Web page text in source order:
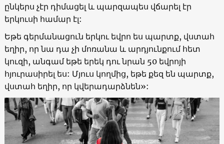
ընկերս չէր դիմացել և պարզապես վճարել էր
երկուսի համար էլ:
Եթե գերմանացուն երկու եվրո ես պարտք, վստահ
եղիր, որ նա դա չի մոռանա և արդյունքում հետ
կուզի, անգամ եթե երեկ դու նրան 50 եվրոյի
հյուրասիրել ես: Մյուս կողմից, եթե քեզ են պարտք,
վստահ եղիր, որ կվերադարձնեն»: